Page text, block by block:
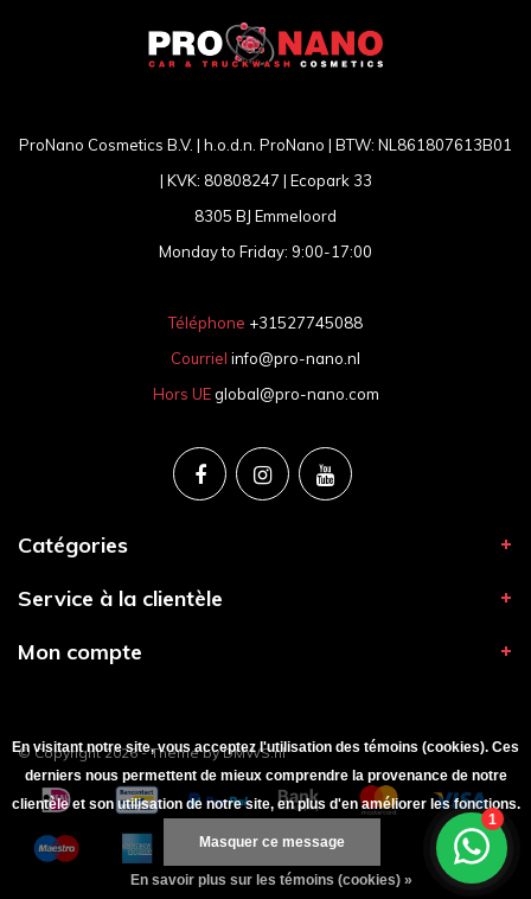
ProNano Cosmetics B.V. | h.o.d.n. ProNano | BTW: NL861807613B01
| KVK: 80808247 | Ecopark 33
8305 BJ Emmeloord
Monday to Friday: 9:00-17:00
Téléphone +31527745088
Courriel info@pro-nano.nl
Hors UE global@pro-nano.com
Catégories
Service à la clientèle
Mon compte
© Copyright 2026 - Theme byDMWS.nl
En visitant notre site, vous acceptez l'utilisation des témoins (cookies). Ces
derniers nous permettent de mieux comprendre la provenance de notre
clientèle et son utilisation de notre site, en plus d'en améliorer les fonctions.
Masquer ce message
En savoir plus sur les témoins (cookies) »